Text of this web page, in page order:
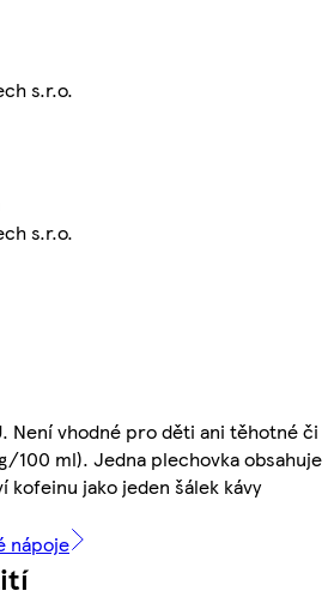
s.r.o.
s.r.o.
Není vhodné pro děti ani těhotné či
100 ml). Jedna plechovka obsahuje
jako jeden šálek kávy
nápoje